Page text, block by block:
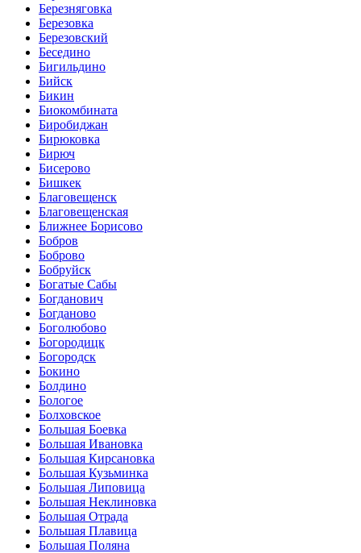
Березняговка
Березовка
Березовский
Беседино
Бигильдино
Бийск
Бикин
Биокомбината
Биробиджан
Бирюковка
Бирюч
Бисерово
Бишкек
Благовещенск
Благовещенская
Ближнее Борисово
Бобров
Боброво
Бобруйск
Богатые Сабы
Богданович
Богданово
Боголюбово
Богородицк
Богородск
Бокино
Болдино
Бологое
Болховское
Большая Боевка
Большая Ивановка
Большая Кирсановка
Большая Кузьминка
Большая Липовица
Большая Неклиновка
Большая Отрада
Большая Плавица
Большая Поляна